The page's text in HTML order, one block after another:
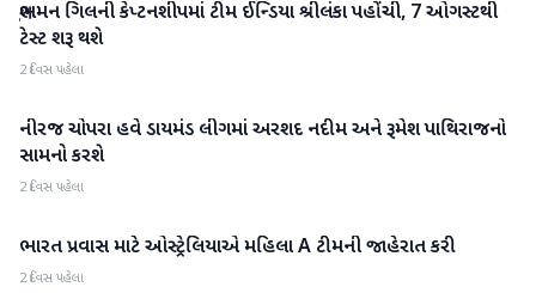
રમતગમત
શુભમન ગિલની કેપ્ટનશીપમાં ટીમ ઈન્ડિયા શ્રીલંકા પહોંચી, 7 ઓગસ્ટથી
ટેસ્ટ શરૂ થશે
2 દિવસ પહેલા
રમતગમત
નીરજ ચોપરા હવે ડાયમંડ લીગમાં અરશદ નદીમ અને રૂમેશ પાથિરાજનો
સામનો કરશે
2 દિવસ પહેલા
રમતગમત
ભારત પ્રવાસ માટે ઓસ્ટ્રેલિયાએ મહિલા A ટીમની જાહેરાત કરી
2 દિવસ પહેલા